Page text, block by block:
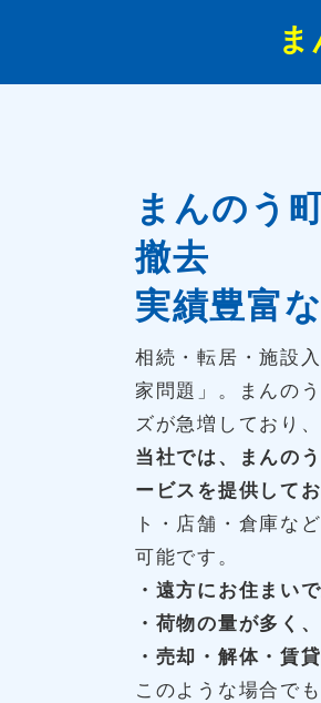
まんのう
撤去
実績豊富
相続・転居・施設
家問題」。まんの
ズが急増しており
当社では、まんの
ービスを提供してお
ト・店舗・倉庫な
可能です。
・遠方にお住まい
・荷物の量が多く
・売却・解体・賃
このような場合で